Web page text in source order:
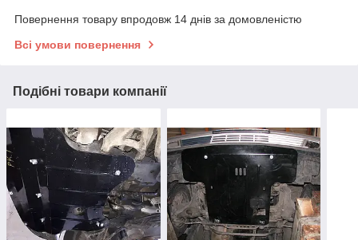
Повернення товару впродовж 14 днів за домовленістю
Всі умови повернення
Подібні товари компанії